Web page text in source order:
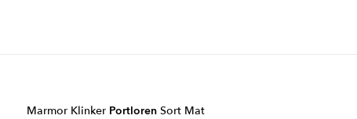
Marmor Klinker Portloren Sort Mat